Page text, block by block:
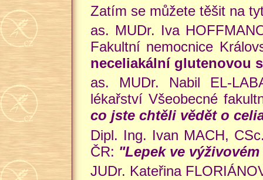
Zatím se můžete těšit na
as. MUDr. Iva
Fakultní nemocnice
neceliakální glutenovou
as. MUDr. Nabil EL-
lékařství Všeobecné
co jste chtěli vědět o
Dipl. Ing. Ivan MACH,
ČR: "Lepek ve
JUDr. Kateřina